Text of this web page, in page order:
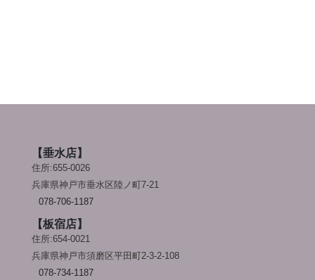
【垂水店】
住所:655-0026
兵庫県神戸市垂水区陸ノ町7-21
078-706-1187
【板宿店】
住所:654-0021
兵庫県神戸市須磨区平田町2-3-2-108
078-734-1187